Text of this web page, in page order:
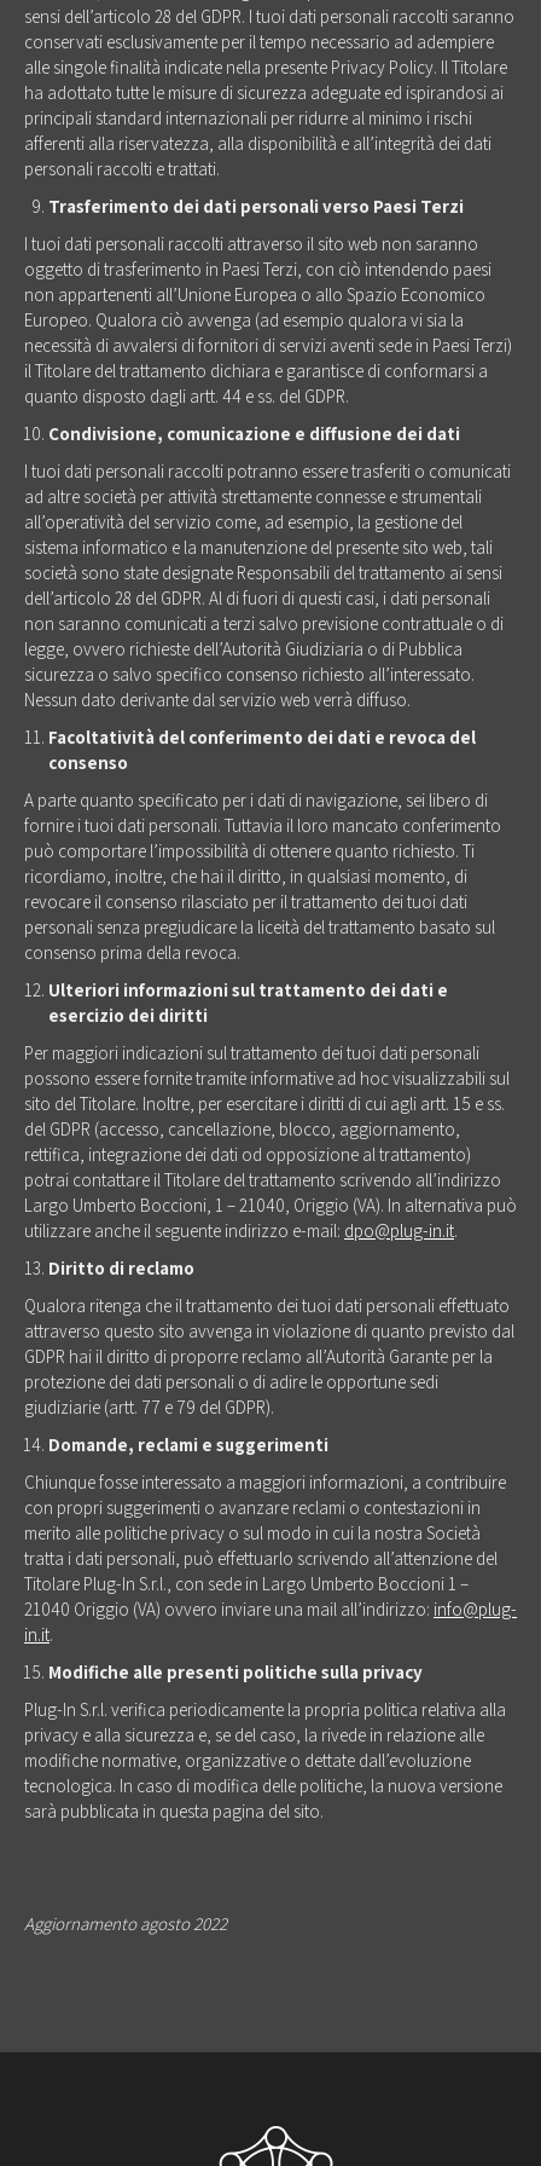
sensi dell’articolo 28 del GDPR. I tuoi dati personali raccolti saranno
conservati esclusivamente per il tempo necessario ad adempiere
alle singole finalità indicate nella presente Privacy Policy. Il Titolare
ha adottato tutte le misure di sicurezza adeguate ed ispirandosi ai
principali standard internazionali per ridurre al minimo i rischi
afferenti alla riservatezza, alla disponibilità e all’integrità dei dati
personali raccolti e trattati.
Trasferimento dei dati personali verso Paesi Terzi
I tuoi dati personali raccolti attraverso il sito web non saranno
oggetto di trasferimento in Paesi Terzi, con ciò intendendo paesi
non appartenenti all’Unione Europea o allo Spazio Economico
Europeo. Qualora ciò avvenga (ad esempio qualora vi sia la
necessità di avvalersi di fornitori di servizi aventi sede in Paesi Terzi)
il Titolare del trattamento dichiara e garantisce di conformarsi a
quanto disposto dagli artt. 44 e ss. del GDPR.
Condivisione, comunicazione e diffusione dei dati
I tuoi dati personali raccolti potranno essere trasferiti o comunicati
ad altre società per attività strettamente connesse e strumentali
all’operatività del servizio come, ad esempio, la gestione del
sistema informatico e la manutenzione del presente sito web, tali
società sono state designate Responsabili del trattamento ai sensi
dell’articolo 28 del GDPR. Al di fuori di questi casi, i dati personali
non saranno comunicati a terzi salvo previsione contrattuale o di
legge, ovvero richieste dell’Autorità Giudiziaria o di Pubblica
sicurezza o salvo specifico consenso richiesto all’interessato.
Nessun dato derivante dal servizio web verrà diffuso.
Facoltatività del conferimento dei dati e revoca del
consenso
A parte quanto specificato per i dati di navigazione, sei libero di
fornire i tuoi dati personali. Tuttavia il loro mancato conferimento
può comportare l’impossibilità di ottenere quanto richiesto. Ti
ricordiamo, inoltre, che hai il diritto, in qualsiasi momento, di
revocare il consenso rilasciato per il trattamento dei tuoi dati
personali senza pregiudicare la liceità del trattamento basato sul
consenso prima della revoca.
Ulteriori informazioni sul trattamento dei dati e
esercizio dei diritti
Per maggiori indicazioni sul trattamento dei tuoi dati personali
possono essere fornite tramite informative ad hoc visualizzabili sul
sito del Titolare. Inoltre, per esercitare i diritti di cui agli artt. 15 e ss.
del GDPR (accesso, cancellazione, blocco, aggiornamento,
rettifica, integrazione dei dati od opposizione al trattamento)
potrai contattare il Titolare del trattamento scrivendo all’indirizzo
Largo Umberto Boccioni, 1 – 21040, Origgio (VA). In alternativa può
utilizzare anche il seguente indirizzo e-mail: dpo@plug-in.it.
Diritto di reclamo
Qualora ritenga che il trattamento dei tuoi dati personali effettuato
attraverso questo sito avvenga in violazione di quanto previsto dal
GDPR hai il diritto di proporre reclamo all’Autorità Garante per la
protezione dei dati personali o di adire le opportune sedi
giudiziarie (artt. 77 e 79 del GDPR).
Domande, reclami e suggerimenti
Chiunque fosse interessato a maggiori informazioni, a contribuire
con propri suggerimenti o avanzare reclami o contestazioni in
merito alle politiche privacy o sul modo in cui la nostra Società
tratta i dati personali, può effettuarlo scrivendo all’attenzione del
Titolare Plug-In S.r.l., con sede in Largo Umberto Boccioni 1 –
21040 Origgio (VA) ovvero inviare una mail all’indirizzo: info@plug-
in.it.
Modifiche alle presenti politiche sulla privacy
Plug-In S.r.l. verifica periodicamente la propria politica relativa alla
privacy e alla sicurezza e, se del caso, la rivede in relazione alle
modifiche normative, organizzative o dettate dall’evoluzione
tecnologica. In caso di modifica delle politiche, la nuova versione
sarà pubblicata in questa pagina del sito.
Aggiornamento agosto 2022